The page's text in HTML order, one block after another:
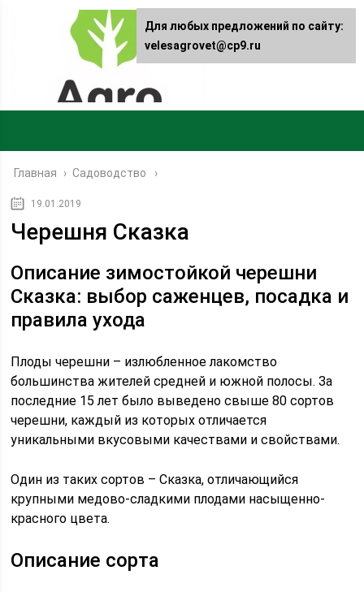
Главная › Садоводство
19.01.2019
Черешня Сказка
Описание зимостойкой черешни
Сказка: выбор саженцев, посадка и
правила ухода
Плоды черешни – излюбленное лакомство
большинства жителей средней и южной полосы. За
последние 15 лет было выведено свыше 80 сортов
черешни, каждый из которых отличается
уникальными вкусовыми качествами и свойствами.
Один из таких сортов – Сказка, отличающийся
крупными медово-сладкими плодами насыщенно-
красного цвета.
Описание сорта
Для любых предложений по сайту:
velesagrovet@cp9.ru